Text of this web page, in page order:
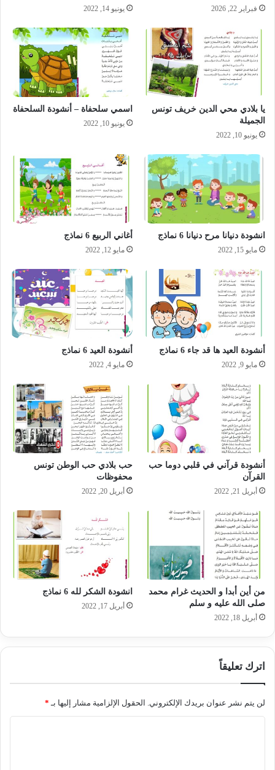
فبراير 22, 2026 يونيو 14, 2022
يا بلادي محي الدين خريف تونس
الجميلة
يونيو 10, 2022
اسمي سلحفاة – أنشودة السلحفاة
يونيو 10, 2022
انشودة دنيانا مرح دنيانا 6 نماذج
مايو 15, 2022
أغاني الربيع 6 نماذج
مايو 12, 2022
أنشودة العيد ها قد جاء 6 نماذج
مايو 9, 2022
أنشودة العيد 6 نماذج
مايو 4, 2022
أنشودة قرآني في قلبي دوما حب
القرآن
أبريل 21, 2022
حب بلادي حب الوطن تونس
محفوظات
أبريل 20, 2022
من أين أبدا و الحديث غرام محمد
صلى الله عليه و سلم
أبريل 18, 2022
انشودة الشكر لله 6 نماذج
أبريل 17, 2022
اترك تعليقاً
لن يتم نشر عنوان بريدك الإلكتروني. الحقول الإلزامية مشار إليها بـ *